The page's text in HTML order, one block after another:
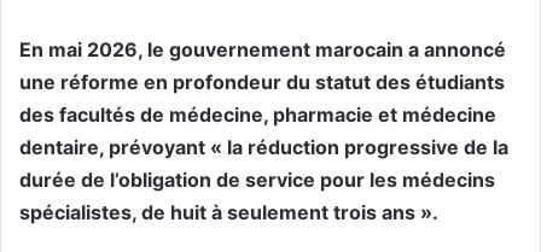
En mai 2026, le gouvernement marocain a annoncé
une réforme en profondeur du statut des étudiants
des facultés de médecine, pharmacie et médecine
dentaire, prévoyant « la réduction progressive de la
durée de l’obligation de service pour les médecins
spécialistes, de huit à seulement trois ans ».